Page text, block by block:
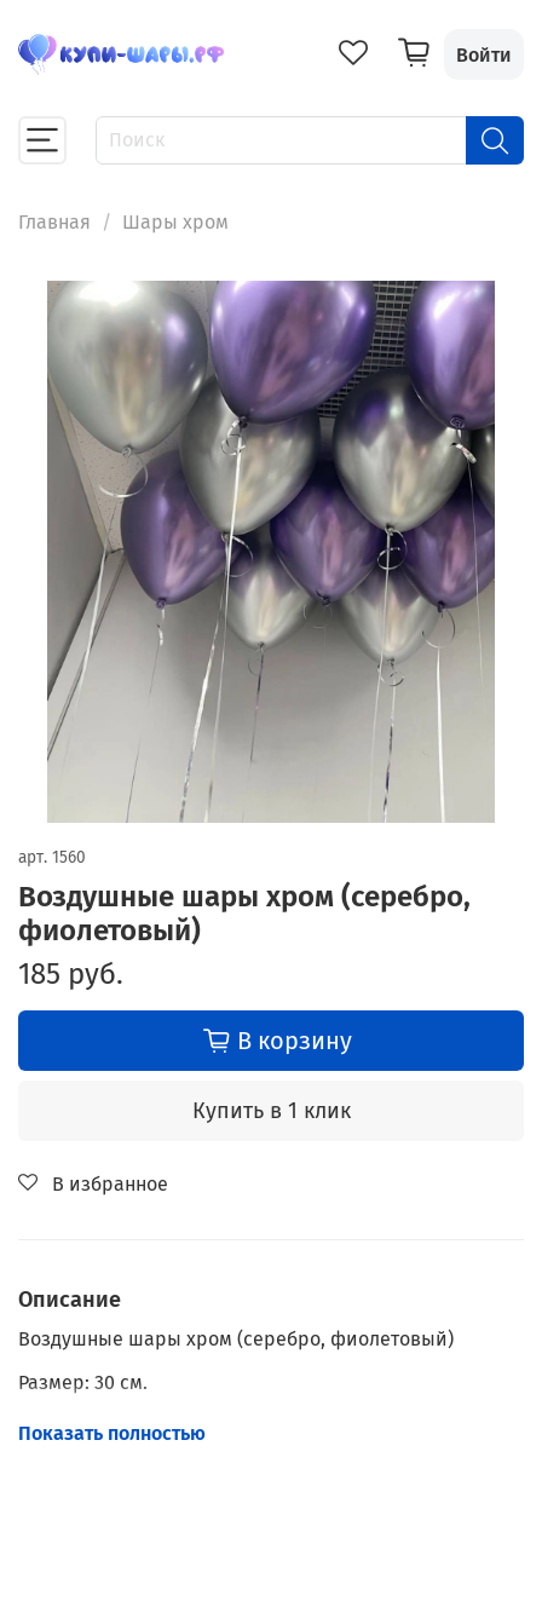
Войти
Главная Шары хром
арт. 1560
Воздушные шары хром (серебро,
фиолетовый)
185 руб.
В корзину
Купить в 1 клик
В избранное
Описание
Воздушные шары хром (серебро, фиолетовый)
Размер: 30 см.
Наполнение: Гелий.
Показать полностью